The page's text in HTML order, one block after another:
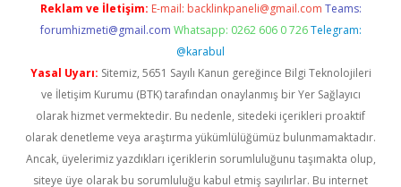
Reklam ve İletişim: E-mail: backlinkpaneli@gmail.com Teams:
forumhizmeti@gmail.com Whatsapp: 0262 606 0 726 Telegram:
@karabul
Yasal Uyarı: Sitemiz, 5651 Sayılı Kanun gereğince Bilgi Teknolojileri
ve İletişim Kurumu (BTK) tarafından onaylanmış bir Yer Sağlayıcı
olarak hizmet vermektedir. Bu nedenle, sitedeki içerikleri proaktif
olarak denetleme veya araştırma yükümlülüğümüz bulunmamaktadır.
Ancak, üyelerimiz yazdıkları içeriklerin sorumluluğunu taşımakta olup,
siteye üye olarak bu sorumluluğu kabul etmiş sayılırlar. Bu internet